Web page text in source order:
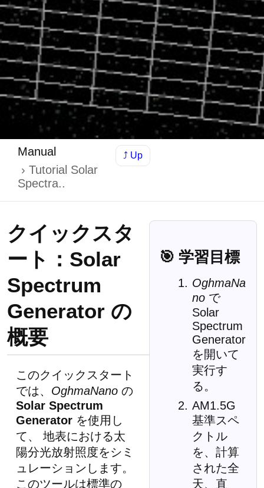
Manual
Tutorial Solar
Spectra..
⤴ Up
🎯 学習目標
OghmaNa
no で
Solar
Spectrum
Generator
を開いて
実行す
る。
AM1.5G
基準スペ
クトル
を、計算
された全
天、直
クイックスタ
ート：Solar
Spectrum
Generator の
概要
このクイックスタート
では、 OghmaNano の
Solar Spectrum
Generator を使用し
て、 地表における太
陽分光放射照度をシミ
ュレーションします。
このツールは標準の